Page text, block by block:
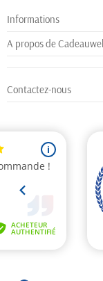
Informations
A propos de
Contactez-nous